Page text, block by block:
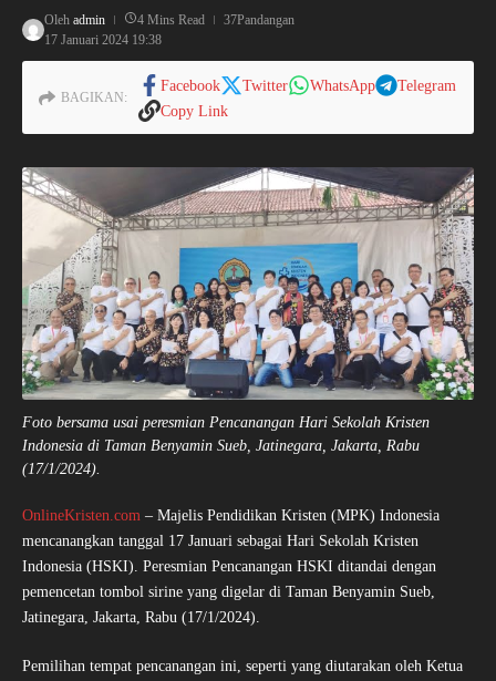
Oleh admin 4 Mins Read
37Pandangan
17 Januari 2024 19:38
BAGIKAN:
Facebook Twitter WhatsApp
Telegram
Copy Link
Foto bersama usai peresmian Pencanangan Hari Sekolah Kristen
Indonesia di Taman Benyamin Sueb, Jatinegara, Jakarta, Rabu
(17/1/2024).
OnlineKristen.com – Majelis Pendidikan Kristen (MPK) Indonesia
mencanangkan tanggal 17 Januari sebagai Hari Sekolah Kristen
Indonesia (HSKI). Peresmian Pencanangan HSKI ditandai dengan
pemencetan tombol sirine yang digelar di Taman Benyamin Sueb,
Jatinegara, Jakarta, Rabu (17/1/2024).
Pemilihan tempat pencanangan ini, seperti yang diutarakan oleh Ketua